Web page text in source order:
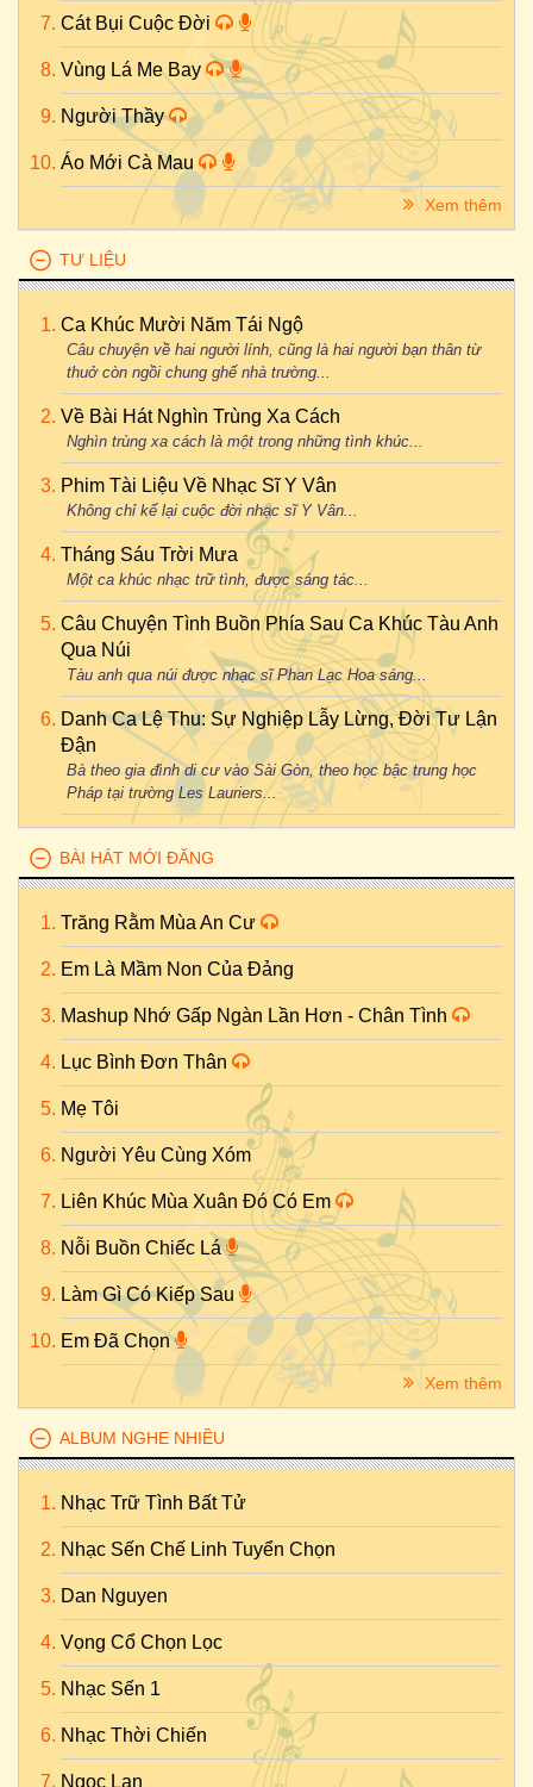
Cát Bụi Cuộc Đời
Vùng Lá Me Bay
Người Thầy
Áo Mới Cà Mau
Xem thêm
TƯ LIỆU
Ca Khúc Mười Năm Tái Ngộ
Câu chuyện về hai người lính, cũng là hai người bạn thân từ
thuở còn ngồi chung ghế nhà trường...
Về Bài Hát Nghìn Trùng Xa Cách
Nghìn trùng xa cách là một trong những tình khúc...
Phim Tài Liệu Về Nhạc Sĩ Y Vân
Không chỉ kể lại cuộc đời nhạc sĩ Y Vân...
Tháng Sáu Trời Mưa
Một ca khúc nhạc trữ tình, được sáng tác...
Câu Chuyện Tình Buồn Phía Sau Ca Khúc Tàu Anh
Qua Núi
Tàu anh qua núi được nhạc sĩ Phan Lạc Hoa sáng...
Danh Ca Lệ Thu: Sự Nghiệp Lẫy Lừng, Đời Tư Lận
Đận
Bà theo gia đình di cư vào Sài Gòn, theo học bậc trung học
Pháp tại trường Les Lauriers...
BÀI HÁT MỚI ĐĂNG
Trăng Rằm Mùa An Cư
Em Là Mầm Non Của Đảng
Mashup Nhớ Gấp Ngàn Lần Hơn - Chân Tình
Lục Bình Đơn Thân
Mẹ Tôi
Người Yêu Cùng Xóm
Liên Khúc Mùa Xuân Đó Có Em
Nỗi Buồn Chiếc Lá
Làm Gì Có Kiếp Sau
Em Đã Chọn
Xem thêm
ALBUM NGHE NHIỀU
Nhạc Trữ Tình Bất Tử
Nhạc Sến Chế Linh Tuyển Chọn
Dan Nguyen
Vọng Cổ Chọn Lọc
Nhạc Sến 1
Nhạc Thời Chiến
Ngọc Lan